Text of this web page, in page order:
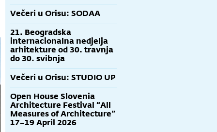
Večeri u Orisu: SODAA
21. Beogradska
internacionalna nedjelja
arhitekture od 30. travnja
do 30. svibnja
Večeri u Orisu: STUDIO UP
Open House Slovenia
Architecture Festival “All
Measures of Architecture”
17–19 April 2026